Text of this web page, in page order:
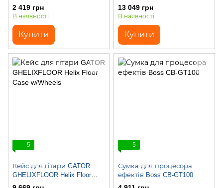
2 419 грн
В наявності
Купити
Backpack
13 049 грн
В наявності
Купити
5
Кейс для гітари GATOR
GHELIXFLOOR Helix Floor
Case w/Wheels
5
Сумка для процесора
ефектів Boss CB-GT100